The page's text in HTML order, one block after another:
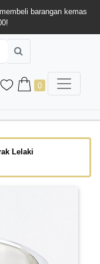
barangan kemas
0
Lelaki